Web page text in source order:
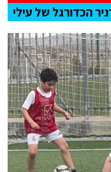
הכדורגל של עילי